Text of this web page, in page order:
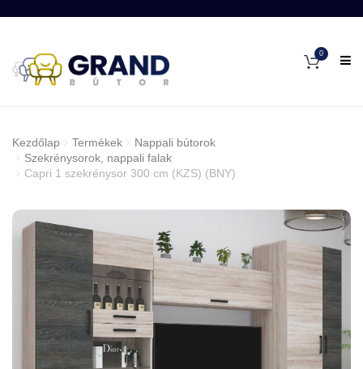
0
Kezdőlap Termékek
Nappali bútorok
Szekrénysorok, nappali falak
Capri 1 szekrénysor 300 cm (KZS) (BNY)